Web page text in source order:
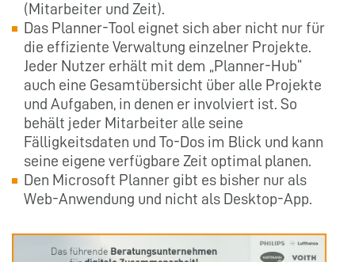
(Mitarbeiter und Zeit).
Das Planner-Tool eignet sich aber nicht nur für
die effiziente Verwaltung einzelner Projekte.
Jeder Nutzer erhält mit dem „Planner-Hub“
auch eine Gesamtübersicht über alle Projekte
und Aufgaben, in denen er involviert ist. So
behält jeder Mitarbeiter alle seine
Fälligkeitsdaten und To-Dos im Blick und kann
seine eigene verfügbare Zeit optimal planen.
Den Microsoft Planner gibt es bisher nur als
Web-Anwendung und nicht als Desktop-App.